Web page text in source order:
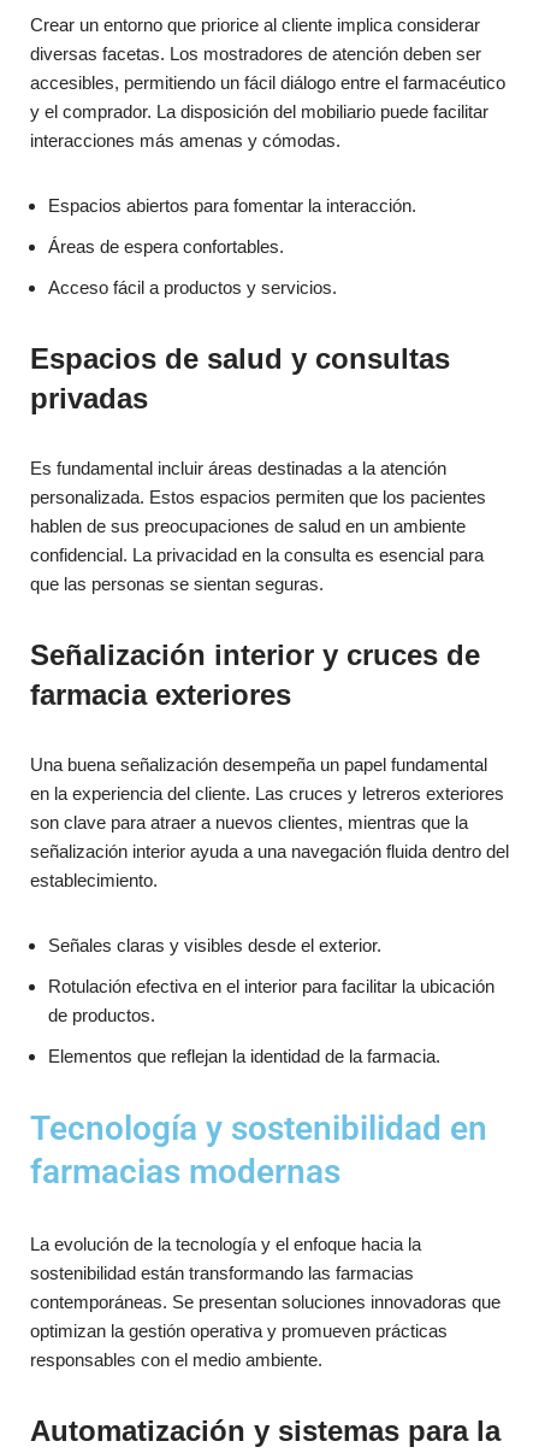
Crear un entorno que priorice al cliente implica considerar
diversas facetas. Los mostradores de atención deben ser
accesibles, permitiendo un fácil diálogo entre el farmacéutico
y el comprador. La disposición del mobiliario puede facilitar
interacciones más amenas y cómodas.
Espacios abiertos para fomentar la interacción.
Áreas de espera confortables.
Acceso fácil a productos y servicios.
Espacios de salud y consultas
privadas
Es fundamental incluir áreas destinadas a la atención
personalizada. Estos espacios permiten que los pacientes
hablen de sus preocupaciones de salud en un ambiente
confidencial. La privacidad en la consulta es esencial para
que las personas se sientan seguras.
Señalización interior y cruces de
farmacia exteriores
Una buena señalización desempeña un papel fundamental
en la experiencia del cliente. Las cruces y letreros exteriores
son clave para atraer a nuevos clientes, mientras que la
señalización interior ayuda a una navegación fluida dentro del
establecimiento.
Señales claras y visibles desde el exterior.
Rotulación efectiva en el interior para facilitar la ubicación
de productos.
Elementos que reflejan la identidad de la farmacia.
Tecnología y sostenibilidad en
farmacias modernas
La evolución de la tecnología y el enfoque hacia la
sostenibilidad están transformando las farmacias
contemporáneas. Se presentan soluciones innovadoras que
optimizan la gestión operativa y promueven prácticas
responsables con el medio ambiente.
Automatización y sistemas para la